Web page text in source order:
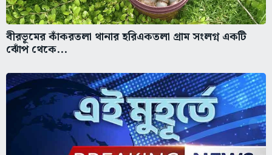
বীরভূমের কাঁকরতলা থানার হরিএকতলা গ্রাম সংলগ্ন একটি
ঝোঁপ থেকে...